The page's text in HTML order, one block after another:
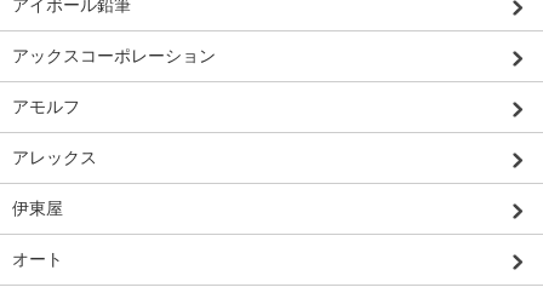
アイボール鉛筆
アックスコーポレーション
アモルフ
アレックス
伊東屋
オート